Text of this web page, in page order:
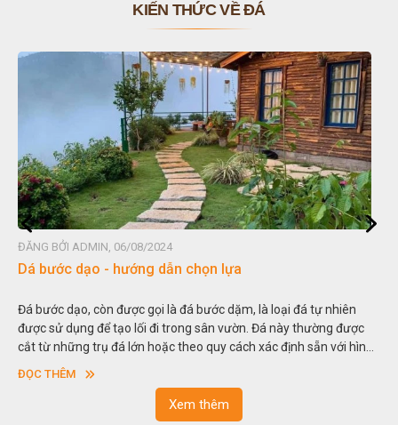
KIẾN THỨC VỀ ĐÁ
ĐĂNG BỞI ADMIN, 06/08/2024
Dá bước dạo - hướng dẫn chọn lựa
Đá bước dạo, còn được gọi là đá bước dặm, là loại đá tự nhiên
được sử dụng để tạo lối đi trong sân vườn. Đá này thường được
cắt từ những trụ đá lớn hoặc theo quy cách xác định sẵn với hình
vuông hoặc hình chữ nhật và có độ dày khác nhau.
ĐỌC THÊM
Xem thêm